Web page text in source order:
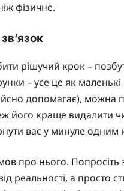
фізичне.
рішучий крок –
– усе це як
допомагає), можна
його краще видалити
вас у минуле одним
про нього.
реальності, а просто